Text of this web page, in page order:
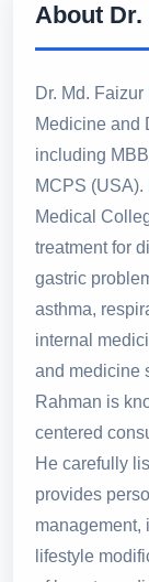
About Dr.
Dr. Md.
Medicine and
including
MCPS
Medical
treatment for
gastric
asthma,
internal
and medicine
Rahman is
centered
He carefully
provides
management,
lifestyle